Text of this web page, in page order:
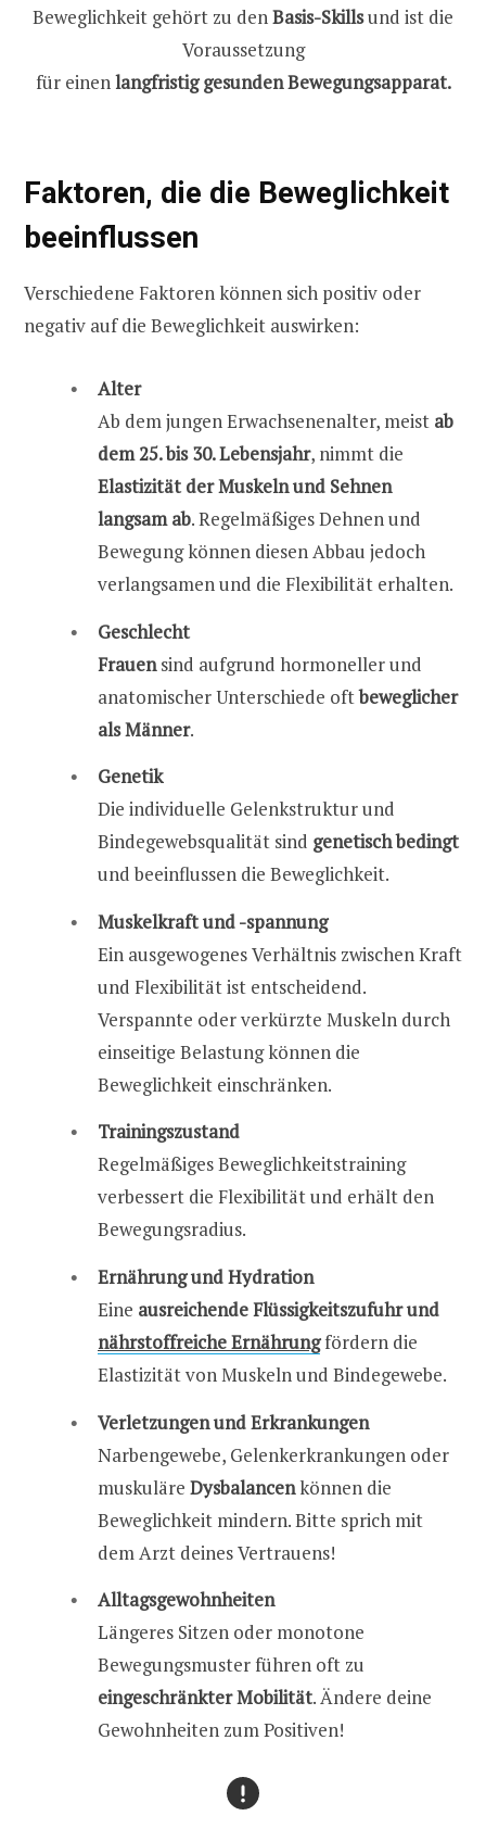
Beweglichkeit gehört zu denBasis-Skillsund ist die
Voraussetzung
für einenlangfristig gesunden Bewegungsapparat.
Faktoren, die die Beweglichkeit
beeinflussen
Verschiedene Faktoren können sich positiv oder
negativ auf die Beweglichkeit auswirken:
Alter
Ab dem jungen Erwachsenenalter, meist ab
dem 25. bis 30. Lebensjahr, nimmt die
Elastizität der Muskeln und Sehnen
langsam ab. Regelmäßiges Dehnen und
Bewegung können diesen Abbau jedoch
verlangsamen und die Flexibilität erhalten.
Geschlecht
Frauensind aufgrund hormoneller und
anatomischer Unterschiede oftbeweglicher
als Männer.
Genetik
Die individuelle Gelenkstruktur und
Bindegewebsqualität sind genetisch bedingt
und beeinflussen die Beweglichkeit.
Muskelkraft und -spannung
Ein ausgewogenes Verhältnis zwischen Kraft
und Flexibilität ist entscheidend.
Verspannte oder verkürzte Muskeln durch
einseitige Belastung können die
Beweglichkeit einschränken.
Trainingszustand
Regelmäßiges Beweglichkeitstraining
verbessert die Flexibilität und erhält den
Bewegungsradius.
Ernährung und Hydration
Eine ausreichende Flüssigkeitszufuhr und
nährstoffreiche Ernährungfördern die
Elastizität von Muskeln und Bindegewebe.
Verletzungen und Erkrankungen
Narbengewebe, Gelenkerkrankungen oder
muskuläre Dysbalancenkönnen die
Beweglichkeit mindern. Bitte sprich mit
dem Arzt deines Vertrauens!
Alltagsgewohnheiten
Längeres Sitzen oder monotone
Bewegungsmuster führen oft zu
eingeschränkter Mobilität. Ändere deine
Gewohnheiten zum Positiven!